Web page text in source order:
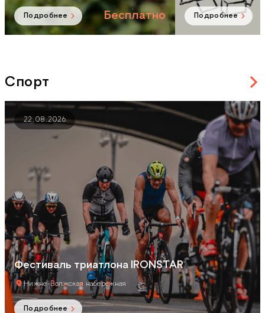
Подробнее Бесплатно Подробнее
Спорт
22.08.2026
Фестиваль триатлона IRONSTAR
Нижне-Волжская набережная
Подробнее